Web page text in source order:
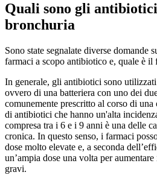
Quali sono gli
bronchuria
Sono state segnalate diverse domande
farmaci a scopo antibiotico e, quale è il
In generale, gli antibiotici sono
ovvero di una batteriera con uno dei
comunemente prescritto al corso di
di antibiotici che hanno un'alta
compresa tra i 6 e i 9 anni è una delle
cronica. In questo senso, i farmaci
dose molto elevate e, a seconda
un’ampia dose una volta per
gravi.